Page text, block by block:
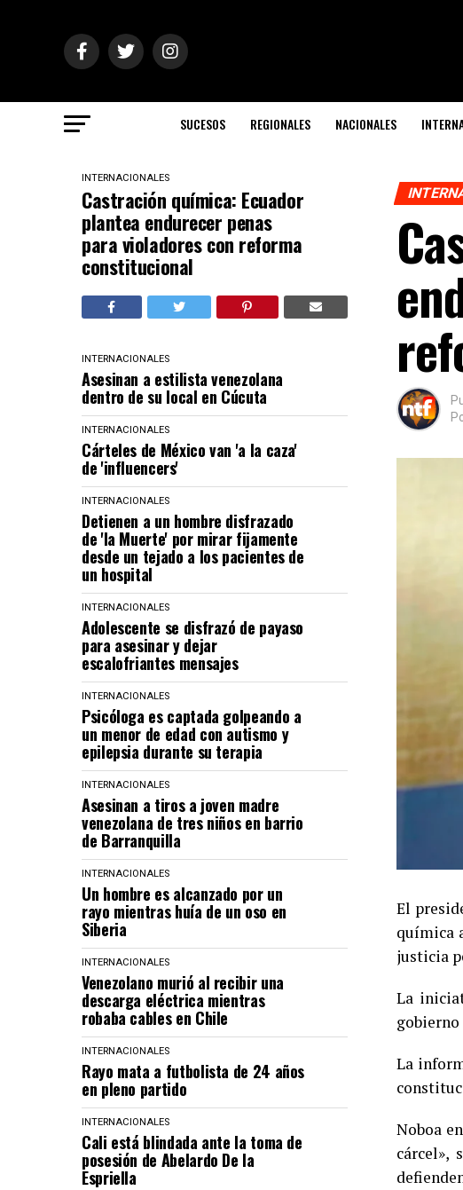
SUCESOS REGIONALES NACIONALES
INTERNACIONALES
Castración química: Ecuador
plantea endurecer penas
para violadores con reforma
constitucional
INTERNACIONALES
Asesinan a estilista venezolana
dentro de su local en Cúcuta
INTERNACIONALES
Cárteles de México van 'a la caza'
de 'influencers'
INTERNACIONALES
Detienen a un hombre disfrazado
de 'la Muerte' por mirar fijamente
desde un tejado a los pacientes de
un hospital
INTERNACIONALES
Adolescente se disfrazó de payaso
para asesinar y dejar
escalofriantes mensajes
INTERNACIONALES
Psicóloga es captada golpeando a
un menor de edad con autismo y
epilepsia durante su terapia
INTERNACIONALES
Asesinan a tiros a joven madre
venezolana de tres niños en barrio
de Barranquilla
INTERNACIONALES
Un hombre es alcanzado por un
rayo mientras huía de un oso en
Siberia
INTERNACIONALES
Venezolano murió al recibir una
descarga eléctrica mientras
robaba cables en Chile
INTERNACIONALES
Rayo mata a futbolista de 24 años
en pleno partido
INTERNACIONALES
Cali está blindada ante la toma de
posesión de Abelardo De la
Espriella
El
química
justicia
La
gobierno
La
Noboa
cárcel»,